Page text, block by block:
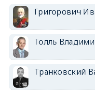
Григорович
Толль
Транковский